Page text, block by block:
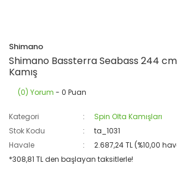
Shimano
Shimano Bassterra Seabass 244
Kamış
(0) Yorum - 0 Puan
Kategori
Spin Olta Kamışları
Stok Kodu
ta_1031
Havale
2.687,24 TL (%10,00
*308,81 TL den başlayan taksitlerle!